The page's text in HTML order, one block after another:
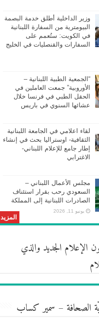
المزيد
وزير الداخلية أطلق خدمة البصمة
البيومترية من السفارة اللبنانية
في الكويت: ستُعمم على
السفارات والقنصليات في الخليج
“الجمعية الطبية اللبنانية –
الأوروبية” جمعت العاملين في
الحقل الطبي في فرنسا خلال
عشائها السنوي في باريس
لقاء اعلامي في الجامعة اللبنانية
الثقافية- اوستراليا بحث في إنشاء
إطار جامع للإعلام اللبناني-
الاغترابي
مجلس الأعمال اللبناني –
السعودي رحب بقرار استئناف
الصادرات اللبنانية إلى المملكة
يونيو 11, 2026
الجديد والذي
الصحافة – سمير كساب